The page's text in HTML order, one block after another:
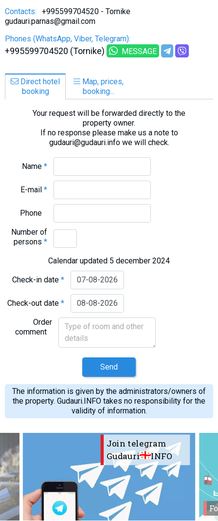
Contacts:
+995599704520 - Tornike
gudauri.parnas@gmail.com
Phones (WhatsApp, Viber, Telegram):
+995599704520 (Tornike) MESSAGE
Direct hotel
booking
Map, prices,
booking...
Your request will be forwarded directly to the
property owner.
If no response please make us a note to
gudauri@gudauri.info we will check.
Name*
E-mail*
Phone
Number of
persons*
Calendar updated 5 december 2024
Check-in date*
Check-out date*
Order
comment
Send
The information is given by the administrators/owners of
the property. Gudauri.INFO takes no responsibility for the
validity of information.
Join telegram
Gudauri
INFO